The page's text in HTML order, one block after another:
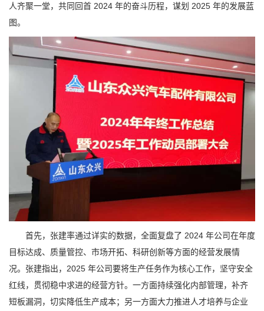
人齐聚一堂，共同回首 2024 年的奋斗历程，谋划 2025 年的发展蓝
图。
首先，张建率通过详实的数据，全面复盘了 2024 年公司在年度
目标达成、质量管控、市场开拓、科研创新等方面的经营发展情
况。张建指出，2025 年公司要将生产任务作为核心工作，坚守安全
红线，贯彻稳中求进的经营方针。一方面持续强化内部管理，补齐
短板漏洞，切实降低生产成本；另一方面大力推进人才培养与企业